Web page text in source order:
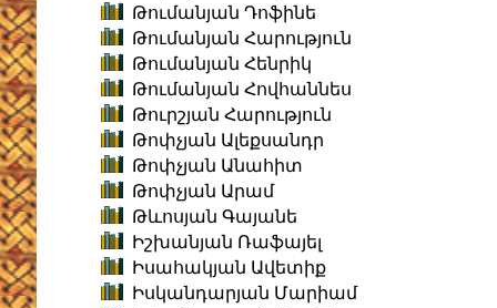
Թումանյան Դոֆինե
Թումանյան Հարություն
Թումանյան Հենրիկ
Թումանյան Հովհաննես
Թուրշյան Հարություն
Թոփչյան Ալեքսանդր
Թոփչյան Անահիտ
Թոփչյան Արամ
Թևոսյան Գայանե
Իշխանյան Ռաֆայել
Իսահակյան Ավետիք
Իսկանդարյան Մարիամ